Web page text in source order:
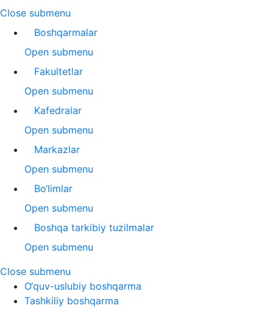
Close submenu
Boshqarmalar
Open submenu
Fakultetlar
Open submenu
Kafedralar
Open submenu
Markazlar
Open submenu
Bo‘limlar
Open submenu
Boshqa tarkibiy tuzilmalar
Open submenu
Close submenu
O‘quv-uslubiy boshqarma
Tashkiliy boshqarma